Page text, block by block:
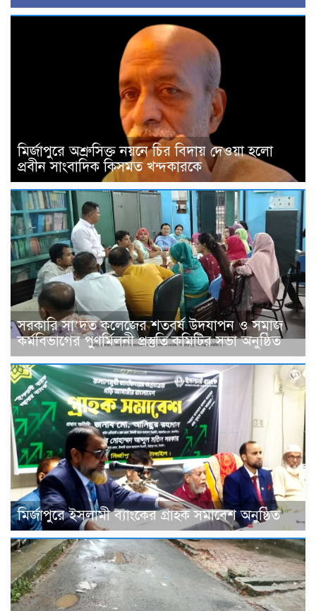
মির্জাপুরে অশ্রুসিক্ত নয়নে চির বিদায় দেওয়া হলো
প্রবীন সাংবাদিক কিসমত খন্দকারকে
সরকারি সা’দত কলেজের শতবর্ষ উদযাপন ও সমাজ
কর্মবিভাগের পুণর্মিলনী প্রস্তুতি কমিটির সভা অনুষ্ঠিত
মির্জাপুরে ইসলামী ব্যাংকের গ্রাহক সমাবেশ অনুষ্ঠিত